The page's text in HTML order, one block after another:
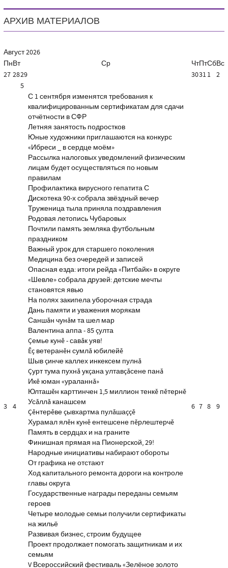
АРХИВ МАТЕРИАЛОВ
Август2026
ПнВт Ср ЧтПтСбВс
27 2829 30311 2
3 4
5
С 1 сентября изменятся требования к
квалифицированным сертификатам для сдачи
отчётности в СФР
Летняя занятость подростков
Юные художники приглашаются на конкурс
«Ибреси _ в сердце моём»
Рассылка налоговых уведомлений физическим
лицам будет осуществляться по новым
правилам
Профилактика вирусного гепатита С
Дискотека 90-х собрала звёздный вечер
Труженица тыла приняла поздравления
Родовая летопись Чубаровых
Почтили память земляка футбольным
праздником
Важный урок для старшего поколения
Медицина без очередей и записей
Опасная езда: итоги рейда «Питбайк» в округе
«Шевле» собрала друзей: детские мечты
становятся явью
На полях закипела уборочная страда
Дань памяти и уважения морякам
Саншăн чунăм та шел мар
Валентина аппа - 85 çулта
Çемье кунĕ - савăк уяв!
Ĕç ветеранĕн сумлă юбилейĕ
Шыв çинче каллех инкексем пулнă
Çурт тума пухнă укçана ултавçăсене панă
Икĕ юман «ураланнă»
Юлташĕн карттинчен 1,5 миллион тенкĕ пĕтернĕ
Усăллă канашсем
Çĕнтерĕве çывхартма пулăшаççĕ
Хурамал ялĕн кунĕ ентешсене пĕрлештерчĕ
Память в сердцах и на граните
Финишная прямая на Пионерской, 29!
Народные инициативы набирают обороты
От графика не отстают
Ход капитального ремонта дороги на контроле
главы округа
Государственные награды переданы семьям
героев
Четыре молодые семьи получили сертификаты
на жильё
Развивая бизнес, строим будущее
Проект продолжает помогать защитникам и их
семьям
V Всероссийский фестиваль «Зелёное золото
6 7 8 9